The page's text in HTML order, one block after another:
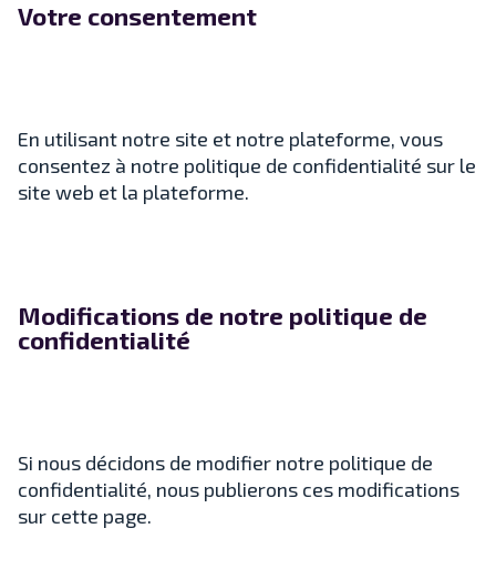
Votre consentement
En utilisant notre site et notre plateforme, vous
consentez à notre politique de confidentialité sur le
site web et la plateforme.
Modifications de notre politique de
confidentialité
Si nous décidons de modifier notre politique de
confidentialité, nous publierons ces modifications
sur cette page.